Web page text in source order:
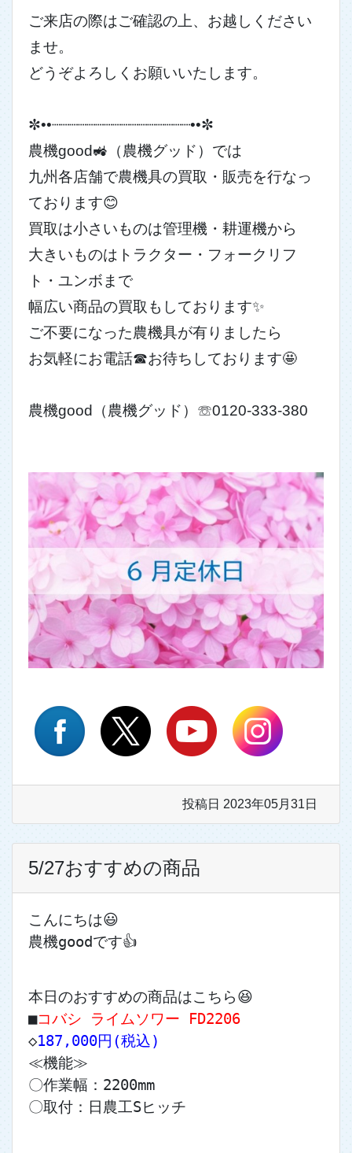
ご来店の際はご確認の上、お越しください
ませ。
どうぞよろしくお願いいたします。
✼••┈┈┈┈┈┈┈┈┈┈┈┈┈┈┈┈••✼
農機good🚜（農機グッド）では
九州各店舗で農機具の買取・販売を行なっ
ております😊
買取は小さいものは管理機・耕運機から
大きいものはトラクター・フォークリフ
ト・ユンボまで
幅広い商品の買取もしております✨
ご不要になった農機具が有りましたら
お気軽にお電話☎お待ちしております🤩
農機good（農機グッド）☏0120-333-380
投稿日 2023年05月31日
5/27おすすめの商品
こんにちは😃
農機goodです👍
本日のおすすめの商品はこちら😆
■コバシ ライムソワー FD2206
◇187,000円(税込)
≪機能≫
〇作業幅：2200mm
〇取付：日農工Sヒッチ